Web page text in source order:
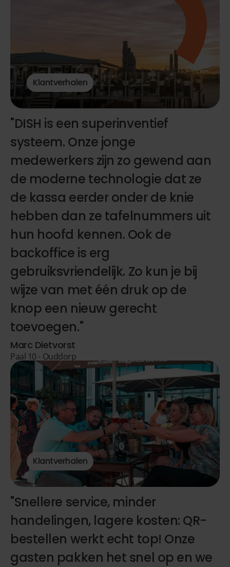
Klantverhalen
"DISH is een superinventief
systeem. Onze jonge
medewerkers zijn zo gewend aan
de moderne technologie dat ze
de kassa eerder onder de knie
hebben dan ze tafelnummers uit
hun hoofd kennen. Ook de
backoffice is erg
gebruiksvriendelijk. Zo kun je bij
wijze van met één druk op de
knop een nieuw gerecht
toevoegen."
Marc Dietvorst
Paal 10 - Ouddorp
Klantverhalen
"Snellere service, minder
handelingen, lagere kosten: QR-
bestellen werkt echt top! Onze
gasten pakken het snel op en we